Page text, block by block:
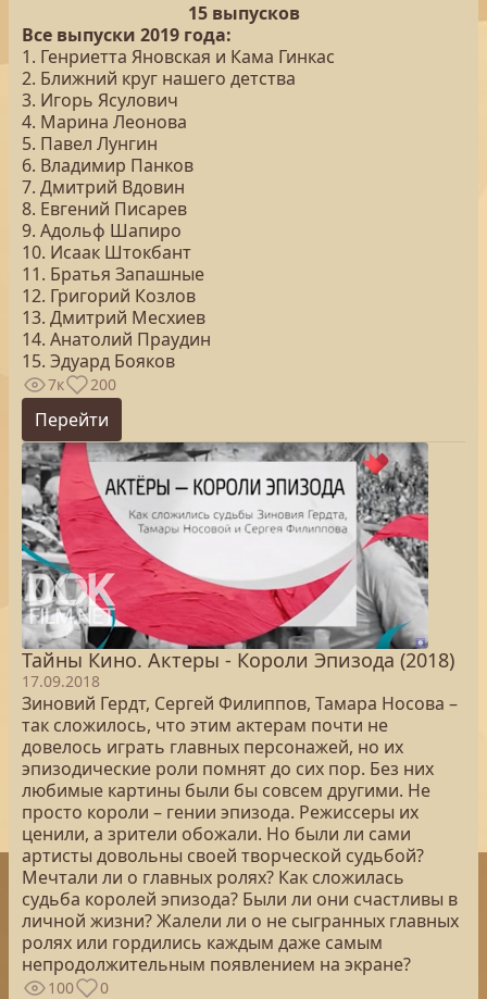
15 выпусков
Все выпуски 2019 года:
1. Генриетта Яновская и Кама Гинкас
2. Ближний круг нашего детства
3. Игорь Ясулович
4. Марина Леонова
5. Павел Лунгин
6. Владимир Панков
7. Дмитрий Вдовин
8. Евгений Писарев
9. Адольф Шапиро
10. Исаак Штокбант
11. Братья Запашные
12. Григорий Козлов
13. Дмитрий Месхиев
14. Анатолий Праудин
15. Эдуард Бояков
7к 200
Перейти
Тайны Кино. Актеры - Короли Эпизода (2018)
17.09.2018
Зиновий Гердт, Сергей Филиппов, Тамара Носова –
так сложилось, что этим актерам почти не
довелось играть главных персонажей, но их
эпизодические роли помнят до сих пор. Без них
любимые картины были бы совсем другими. Не
просто короли – гении эпизода. Режиссеры их
ценили, а зрители обожали. Но были ли сами
артисты довольны своей творческой судьбой?
Мечтали ли о главных ролях? Как сложилась
судьба королей эпизода? Были ли они счастливы в
личной жизни? Жалели ли о не сыгранных главных
ролях или гордились каждым даже самым
непродолжительным появлением на экране?
100 0